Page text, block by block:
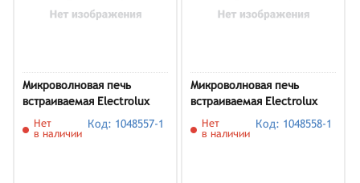
Микроволновая печь
встраиваемая Electrolux
LMS4253TBW
Нет
в наличии
Код: 1048557-1
Микроволновая печь
встраиваемая Electrolux
LMS4253TBX
Нет
в наличии
Код: 1048558-1